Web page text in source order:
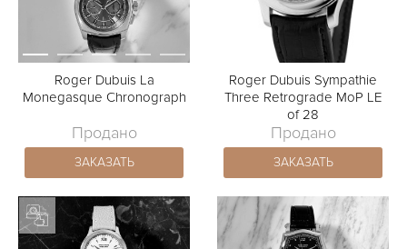
Roger Dubuis La
Monegasque Chronograph
Продано
ЗАКАЗАТЬ
Roger Dubuis Sympathie
Three Retrograde MoP LE
of 28
Продано
ЗАКАЗАТЬ